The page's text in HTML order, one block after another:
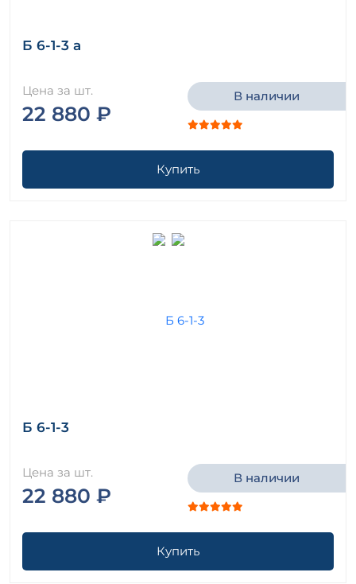
Б 6-1-3 а
Цена за шт.
22 880 ₽
В наличии
Купить
Б 6-1-3
Цена за шт.
22 880 ₽
В наличии
Купить